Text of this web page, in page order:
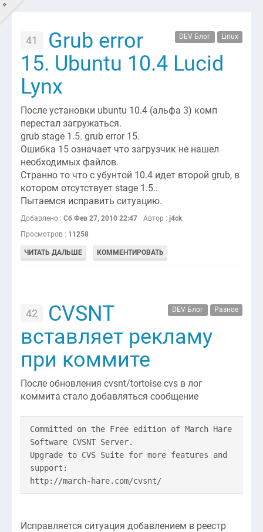
=
GOTSKILLZ?
Главная
LIFE'Блог
Новости
Контакты
DEV Блог Linux
41
Grub error
15. Ubuntu 10.4 Lucid
Lynx
После установки ubuntu 10.4 (альфа 3) комп
перестал загружаться.
grub stage 1.5. grub error 15.
Ошибка 15 означает что загрузчик не нашел
необходимых файлов.
Странно то что с убунтой 10.4 идет второй grub, в
котором отсутствует stage 1.5..
Пытаемся исправить ситуацию.
Добавлено : Сб Фев 27, 2010 22:47 Автор : j4ck
Просмотров : 11258
ЧИТАТЬ ДАЛЬШЕ КОММЕНТИРОВАТЬ
DEV Блог Разное
42
CVSNT
вставляет рекламу
при коммите
После обновления cvsnt/tortoise cvs в лог
коммита стало добавляться сообщение
Committed on the Free edition of March Hare
Software CVSNT Server.
Upgrade to CVS Suite for more features and
support:
http://march-hare.com/cvsnt/
Исправляется ситуация добавлением в реестр